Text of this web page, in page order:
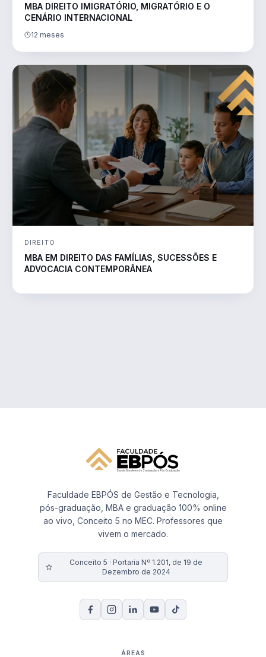
MBA DIREITO IMIGRATÓRIO, MIGRATÓRIO E O
CENÁRIO INTERNACIONAL
12 meses
DIREITO
MBA EM DIREITO DAS FAMÍLIAS, SUCESSÕES E
ADVOCACIA CONTEMPORÂNEA
Faculdade EBPÓS de Gestão e Tecnologia,
pós-graduação, MBA e graduação 100% online
ao vivo, Conceito 5 no MEC. Professores que
vivem o mercado.
Conceito 5 · Portaria Nº 1.201, de 19 de
Dezembro de 2024
ÁREAS